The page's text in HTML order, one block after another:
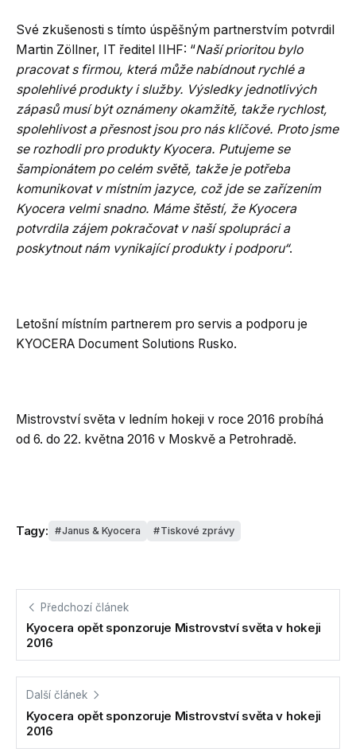
Své zkušenosti s tímto úspěšným partnerstvím potvrdil
Martin Zöllner, IT ředitel IIHF: “Naší prioritou bylo
pracovat s firmou, která může nabídnout rychlé a
spolehlivé produkty i služby. Výsledky jednotlivých
zápasů musí být oznámeny okamžitě, takže rychlost,
spolehlivost a přesnost jsou pro nás klíčové. Proto jsme
se rozhodli pro produkty Kyocera. Putujeme se
šampionátem po celém světě, takže je potřeba
komunikovat v místním jazyce, což jde se zařízením
Kyocera velmi snadno. Máme štěstí, že Kyocera
potvrdila zájem pokračovat v naší spolupráci a
poskytnout nám vynikající produkty i podporu“.
Letošní místním partnerem pro servis a podporu je
KYOCERA Document Solutions Rusko.
Mistrovství světa v ledním hokeji v roce 2016 probíhá
od 6. do 22. května 2016 v Moskvě a Petrohradě.
Tagy: Janus & Kyocera Tiskové zprávy
Předchozí článek
Kyocera opět sponzoruje Mistrovství světa v hokeji
2016
Další článek
Kyocera opět sponzoruje Mistrovství světa v hokeji
2016